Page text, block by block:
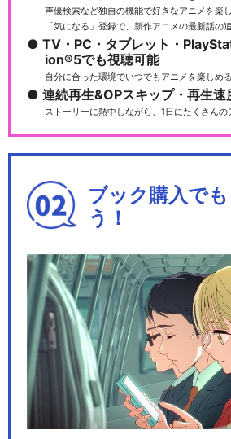
声優検索など独自の機能で好きなアニメを楽
「気になる」登録で、新作アニメの最新話の
TV・PC・タブレット・
ion®5でも視聴可能
自分に合った環境でいつでもアニメを楽しめる
連続再生&OPスキップ・再生速
ストーリーに熱中しながら、1日にたくさんの
ブック購入で
う！